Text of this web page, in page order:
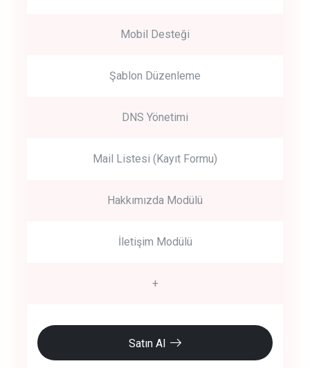
Mobil Desteği
Şablon Düzenleme
DNS Yönetimi
Mail Listesi (Kayıt Formu)
Hakkımızda Modülü
İletişim Modülü
+
Satın Al